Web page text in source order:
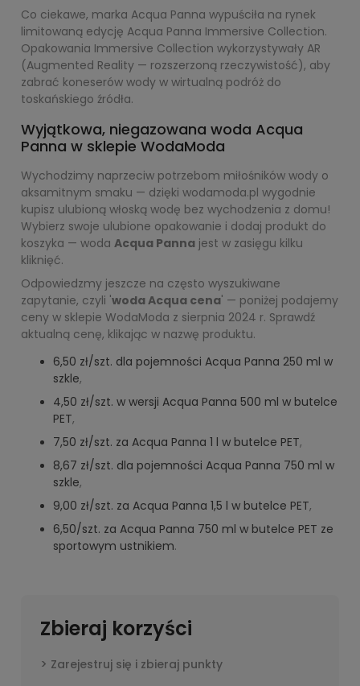
Co ciekawe, marka Acqua Panna wypuściła na rynek
limitowaną edycję Acqua Panna Immersive Collection.
Opakowania Immersive Collection wykorzystywały AR
(Augmented Reality — rozszerzoną rzeczywistość), aby
zabrać koneserów wody w wirtualną podróż do
toskańskiego źródła.
Wyjątkowa, niegazowana woda Acqua
Panna w sklepie WodaModa
Wychodzimy naprzeciw potrzebom miłośników wody o
aksamitnym smaku — dzięki wodamoda.pl wygodnie
kupisz ulubioną włoską wodę bez wychodzenia z domu!
Wybierz swoje ulubione opakowanie i dodaj produkt do
koszyka — woda Acqua Panna jest w zasięgu kilku
kliknięć.
Odpowiedzmy jeszcze na często wyszukiwane
zapytanie, czyli 'woda Acqua cena' — poniżej podajemy
ceny w sklepie WodaModa z sierpnia 2024 r. Sprawdź
aktualną cenę, klikając w nazwę produktu.
6,50 zł/szt. dla pojemności Acqua Panna 250 ml w
szkle,
4,50 zł/szt. w wersji Acqua Panna 500 ml w butelce
PET,
7,50 zł/szt. za Acqua Panna 1 l w butelce PET,
8,67 zł/szt. dla pojemności Acqua Panna 750 ml w
szkle,
9,00 zł/szt. za Acqua Panna 1,5 l w butelce PET,
6,50/szt. za Acqua Panna 750 ml w butelce PET ze
sportowym ustnikiem.
Zbieraj korzyści
Zarejestruj się i zbieraj punkty